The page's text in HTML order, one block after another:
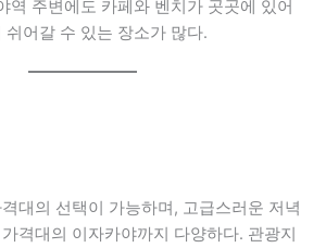
역 주변에도 카페와 벤치가 곳곳에 있어
쉬어갈 수 있는 장소가 많다.
대의 선택이 가능하며, 고급스러운 저녁
격대의 이자카야까지 다양하다. 관광지